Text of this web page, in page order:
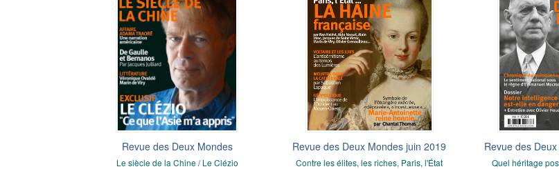
Revue des Deux Mondes
Le siècle de la Chine / Le Clézio
Revue des Deux Mondes juin 2019
Contre les élites, les riches, Paris, l'État
Revue des
Quel héritage